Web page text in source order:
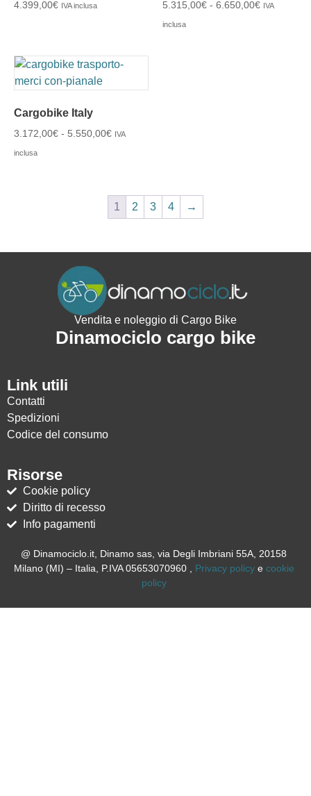
4.399,00€ IVA inclusa 5.315,00€ - 6.650,00€ IVA
inclusa
Cargobike Italy
3.172,00€ - 5.550,00€ IVA
inclusa
1 2 3 4 →
Vendita e noleggio di Cargo Bike
Dinamociclo cargo bike
Link utili
Contatti
Spedizioni
Codice del consumo
Risorse
Cookie policy
Diritto di recesso
Info pagamenti
@ Dinamociclo.it, Dinamo sas, via Degli Imbriani 55A, 20158
Milano (MI) – Italia, P.IVA 05653070960 , Privacy policye cookie
policy